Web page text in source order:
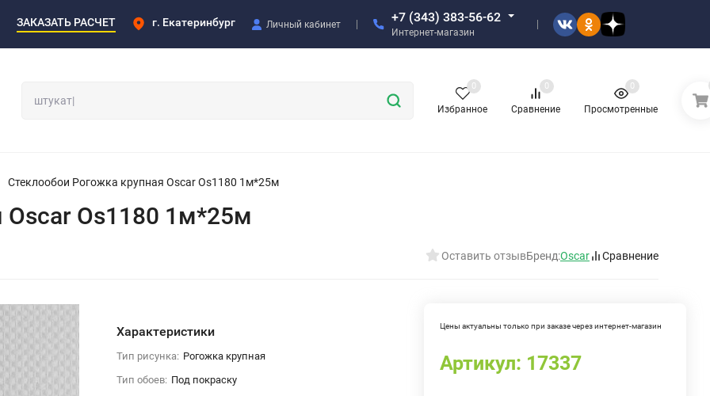
ЗАКАЗАТЬ РАСЧЕТ г. Екатеринбург Личный кабинет +7 (343) 383-56-62
Интернет-магазин
Избранное
0
Сравнение
0
Просмотренные
0
Стеклообои Рогожка крупная Oscar Os1180 1м*25м
Oscar Os1180 1м*25м
Оставить отзывБренд:Oscar Сравнение
Характеристики
Тип рисунка: Рогожка крупная
Тип обоев: Под покраску
Цены актуальны только при заказе через интернет-магазин
Артикул: 17337